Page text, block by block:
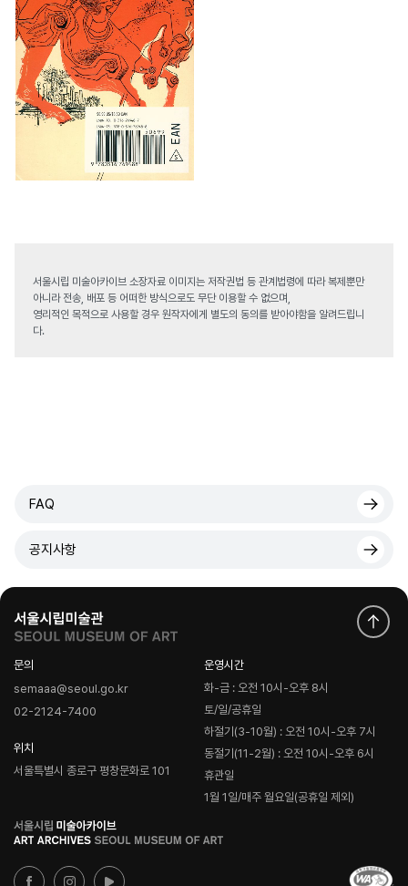
서울시립 미술아카이브 소장자료 이미지는 저작권법 등 관계법령에 따라 복제뿐만
아니라 전송, 배포 등 어떠한 방식으로도 무단 이용할 수 없으며,
영리적인 목적으로 사용할 경우 원작자에게 별도의 동의를 받아야함을 알려드립니
다.
FAQ
공지사항
문의
semaaa@seoul.go.kr
02-2124-7400
위치
서울특별시 종로구 평창문화로 101
운영시간
화-금 : 오전 10시-오후 8시
토/일/공휴일
하절기(3-10월) : 오전 10시-오후 7시
동절기(11-2월) : 오전 10시-오후 6시
휴관일
1월 1일/매주 월요일(공휴일 제외)
로
고